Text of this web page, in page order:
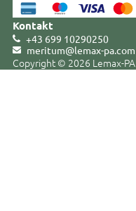
Kontakt
+43 699 10290250
meritum@lemax-pa.com
Copyright © 2026 Lemax-PA